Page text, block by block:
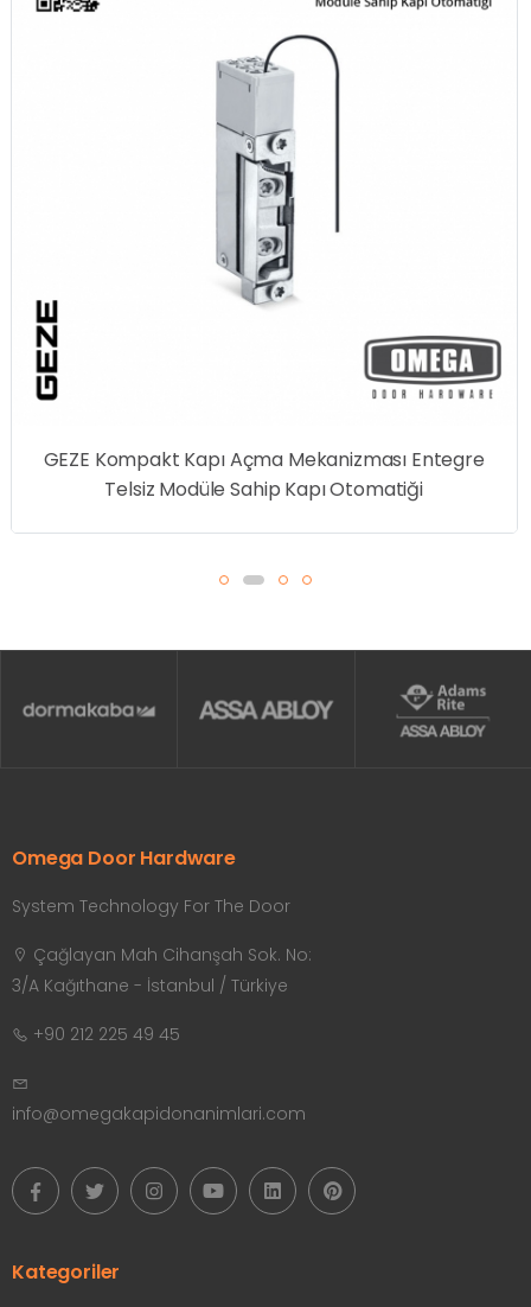
Omega Door Hardware
System Technology For The Door
Çağlayan Mah Cihanşah Sok. No:
3/A Kağıthane - İstanbul / Türkiye
+90 212 225 49 45
info@omegakapidonanimlari.com
Kategoriler